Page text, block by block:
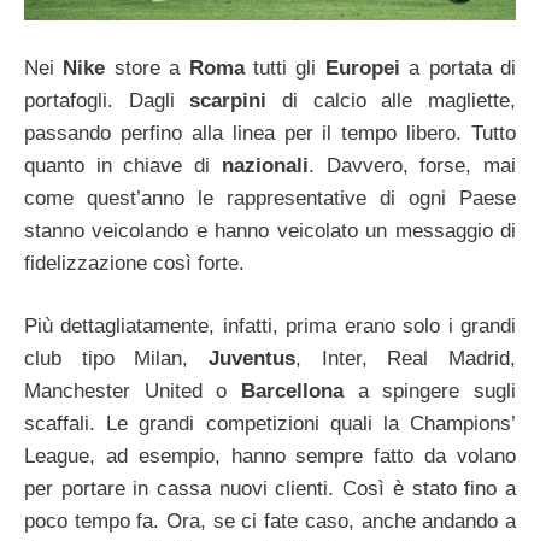
Nei Nike store a Romatutti gli Europei a portata di
portafogli. Dagliscarpini di calcio alle magliette,
passando perfino alla linea per il tempo libero. Tutto
quanto in chiave di nazionali. Davvero, forse, mai
come quest’anno le rappresentative di ogni Paese
stanno veicolando e hanno veicolato un messaggio di
fidelizzazione così forte.
Più dettagliatamente, infatti, prima erano solo i grandi
club tipo Milan, Juventus, Inter, Real Madrid,
Manchester United o
Barcellonaa spingere sugli
scaffali. Le grandi competizioni quali la Champions’
League, ad esempio, hanno sempre fatto da volano
per portare in cassa nuovi clienti. Così è stato fino a
poco tempo fa. Ora, se ci fate caso, anche andando a